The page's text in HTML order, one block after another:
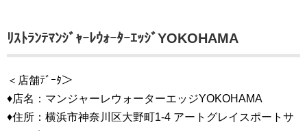
ﾘｽﾄﾗﾝﾃﾏﾝｼﾞｬｰﾚｳｫｰﾀｰｴｯｼﾞYOKOHAMA
＜店舗ﾃﾞｰﾀ＞
♦店名：マンジャーレウォーターエッジYOKOHAMA
♦住所：横浜市神奈川区大野町1-4 アートグレイスポートサ